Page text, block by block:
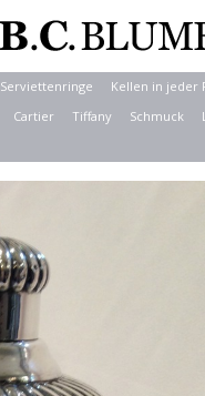
Serviettenringe
Kellen in jeder
Cartier Tiffany Schmuck